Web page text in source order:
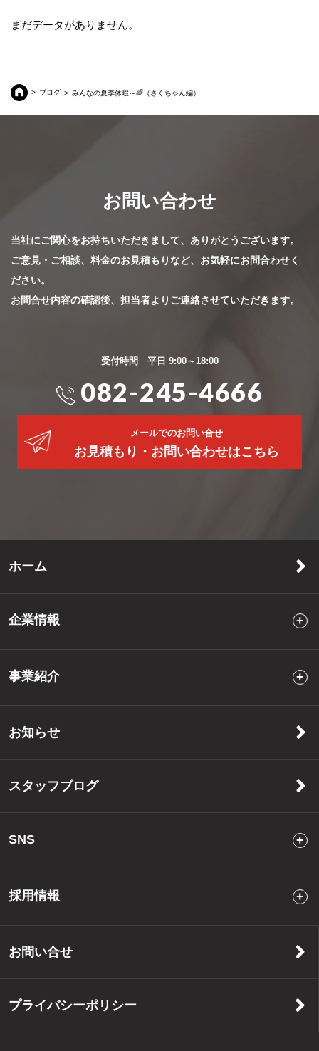
まだデータがありません。
ブログ みんなの夏季休暇～🌈（さくちゃん編）
お問い合わせ
当社にご関心をお持ちいただきまして、ありがとうございます。
ご意見・ご相談、料金のお見積もりなど、お気軽にお問合わせく
ださい。
お問合せ内容の確認後、担当者よりご連絡させていただきます。
受付時間 平日 9:00～18:00
082-245-4666
メールでのお問い合せ
お見積もり・お問い合わせはこちら
ホーム
企業情報
事業紹介
お知らせ
スタッフブログ
SNS
採用情報
お問い合せ
プライバシーポリシー